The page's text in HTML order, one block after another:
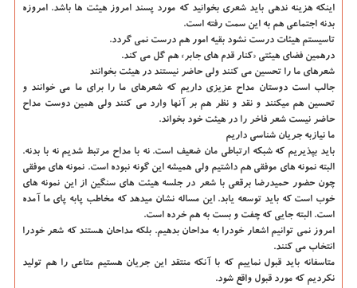
اینکه هزینه ندهی باید شعری بخوانید که مورد پسند امروز هیئت ها باشد. امروزه
بدنه اجتماعی هم به این سمت رفته است.
تاسیستم هیئات درست نشود بقیه امور هم درست نمی گردد.
درهمین فضای هیئتی «کنار قدم های جابر» هم گل می کند.
شعرهای ما را تحسین می کنند ولی حاضر نیستند در هیئت بخوانند
جالب است دوستان مداح عزیزی داریم که شعرهای ما را برای ما می خوانند و
تحسین هم میکنند و نقد و نظر هم بر آنها وارد می کنند ولی همین دوست مداح
حاضر نیست شعر فاخر را در هیئت خود بخواند.
ما نیازبه جریان شناسی داریم
باید بپذیریم که شبکه ارتباطی مان ضعیف است. نه با مداح مرتبط شدیم نه با بدنه.
البته نمونه های موفقی هم داشتیم ولی همیشه این گونه نبوده است. نمونه های موفقی
چون حضور حمیدرضا برقعی با شعر در جلسه هیئت های سنگین از این نمونه های
خوب است که باید توسعه یابد. این مساله نشان میدهد که مخاطب پابه پای ما آمده
است. البته جایی که چفت و بست به هم خرده است.
امروز نمی توانیم اشعار خودرا به مداحان بدهیم. بلکه مداحان هستند که شعر خودرا
انتخاب می کنند.
متاسفانه باید قبول نماییم که با آنکه منتقد این جریان هستیم متاعی را هم تولید
نکردیم که مورد قبول واقع شود.